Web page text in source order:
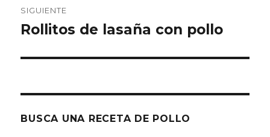
SIGUIENTE
Entrada
Rollitos de lasaña con pollo
BUSCA UNA RECETA DE POLLO